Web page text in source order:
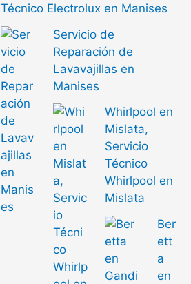
Técnico Electrolux en Manises
Servicio de
Reparación de
Lavavajillas en
Manises
Whirlpool en
Mislata,
Servicio
Técnico
Whirlpool en
Mislata
Ber
ett
a
en